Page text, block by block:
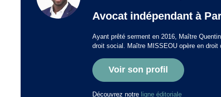
Avocat indépendant à
Ayant prêté serment en 2016, Maître
droit social. Maître MISSEOU opère en
Voir son profil
Découvrez notre ligne éditoriale